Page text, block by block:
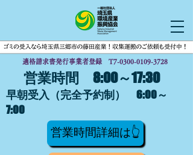
適格請求書発行事業者登録 T7-0300-0109-3728
営業時間 8:00～17:30
早朝受入（完全予約制） 6:00～
7:00
営業時間詳細は👆